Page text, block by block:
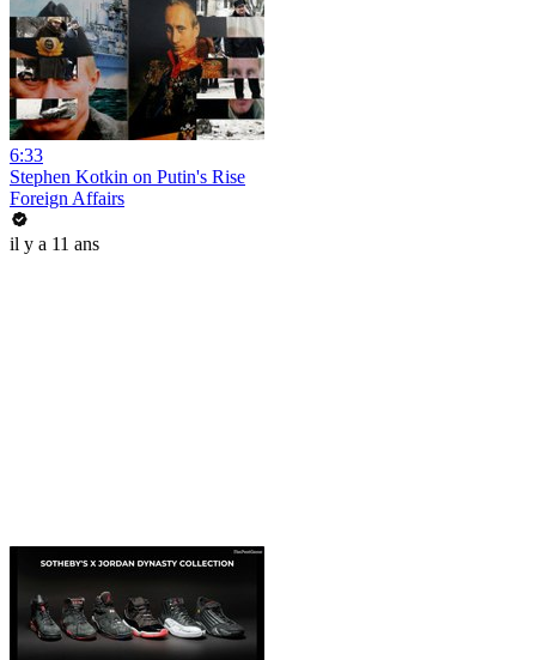
6:33
Stephen Kotkin on Putin's Rise
Foreign Affairs
il y a 11 ans